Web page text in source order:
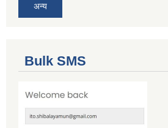
अन्य
Bulk SMS